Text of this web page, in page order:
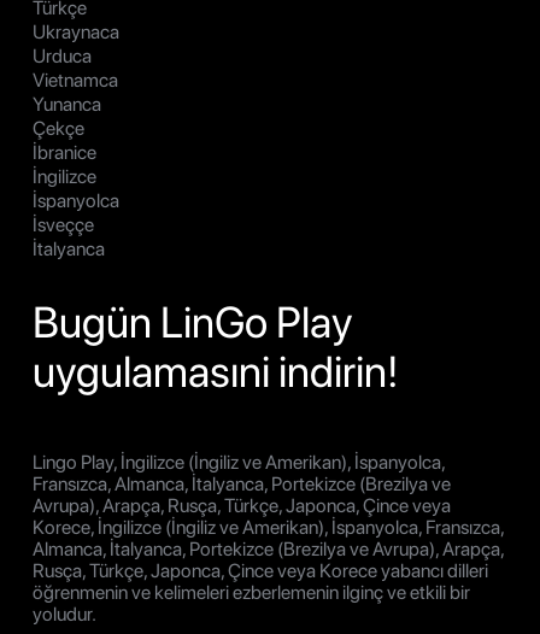
Türkçe
Ukraynaca
Urduca
Vietnamca
Yunanca
Çekçe
İbranice
İngilizce
İspanyolca
İsveççe
İtalyanca
Bugün LinGo Play
uygulamasıni indirin!
Lingo Play, İngilizce (İngiliz ve Amerikan), İspanyolca,
Fransızca, Almanca, İtalyanca, Portekizce (Brezilya ve
Avrupa), Arapça, Rusça, Türkçe, Japonca, Çince veya
Korece, İngilizce (İngiliz ve Amerikan), İspanyolca, Fransızca,
Almanca, İtalyanca, Portekizce (Brezilya ve Avrupa), Arapça,
Rusça, Türkçe, Japonca, Çince veya Korece yabancı dilleri
öğrenmenin ve kelimeleri ezberlemenin ilginç ve etkili bir
yoludur.